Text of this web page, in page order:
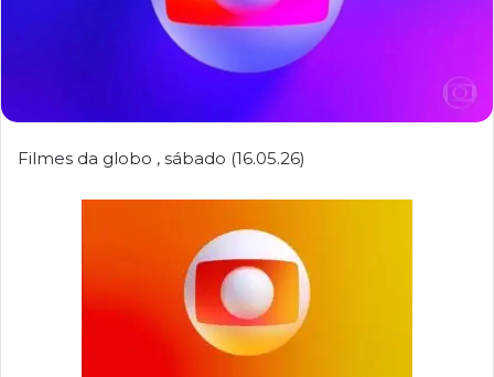
Filmes da globo , sábado (16.05.26)